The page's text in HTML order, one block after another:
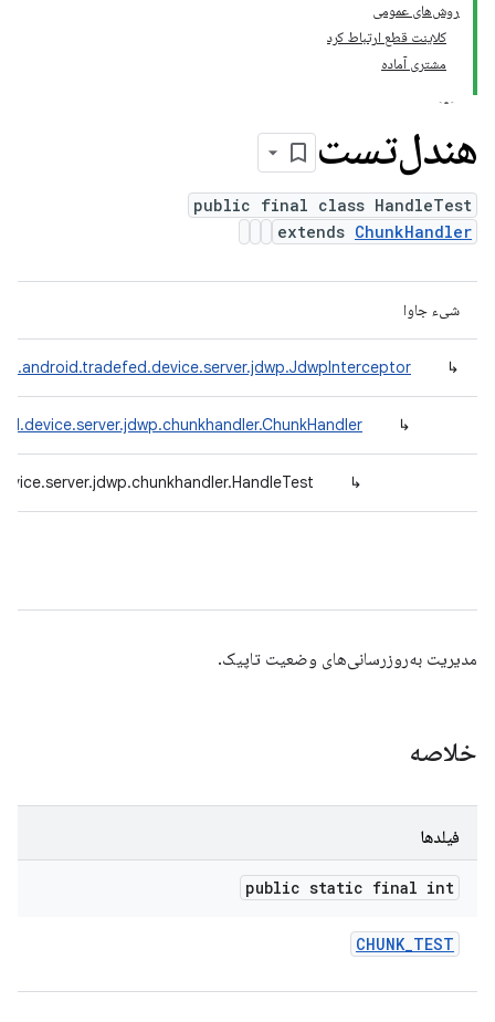
روش‌های عمومی
کلاینت قطع ارتباط کرد
مشتری آماده
هندل‌تست
public final class HandleTest
extends ChunkHandler
شیء جاوا
↳
↳
↳
مدیریت به‌روزرسانی‌های وضعیت تاپیک.
خلاصه
فیلدها
public static final int
CHUNK_TEST